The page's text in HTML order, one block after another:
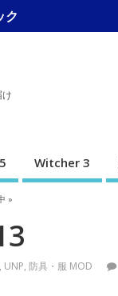
ク
Witcher 3
»
, UNP, 防具・服 MOD